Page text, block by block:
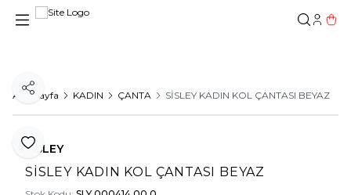
Ana Sayfa KADIN ÇANTA SİSLEY KADIN KOL ÇANTASI BEYAZ
Favoriye Ekle
Paylaş
SİSLEY
SİSLEY KADIN KOL ÇANTASI BEYAZ